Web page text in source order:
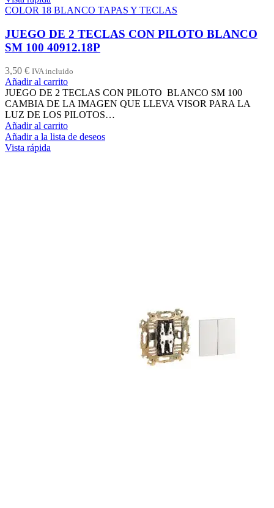
COLOR 18 BLANCO TAPAS Y TECLAS
JUEGO DE 2 TECLAS CON PILOTO BLANCO
SM 100 40912.18P
3,50 € IVA incluido
Añadir al carrito
JUEGO DE 2 TECLAS CON PILOTO BLANCO SM 100
CAMBIA DE LA IMAGEN QUE LLEVA VISOR PARA LA
LUZ DE LOS PILOTOS…
Añadir al carrito
Añadir a la lista de deseos
Vista rápida